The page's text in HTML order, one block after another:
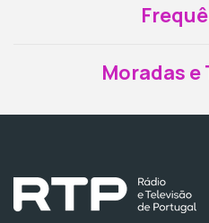
Moradas